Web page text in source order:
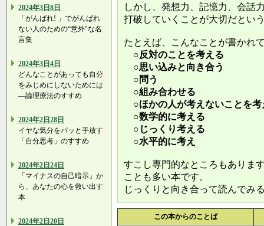
2024年3日8日
「がんばれ! 」でがんばれ
ない人のための“意外"な名
言集
2024年3日4日
どんなことがあっても自分
をみじめにしないためには
―論理療法のすすめ
2024年2日28日
イヤな気分をパッと手放す
「自分思考」のすすめ
2024年2日24日
「マイナスの自己暗示」か
ら、あなたの心を救い出す
本
2024年2日20日
しかし、発想力、記憶力、会話
打破していくことが大切だとい
たとえば、こんなことが書かれ
○反対のことを考える
○思い込みと向き合う
○問う
○組み合わせる
○ほかの人が考えないことを考
○数学的に考える
○じっくり考える
○水平的に考え
すこし専門的なところもありま
ことも多い本です。
じっくりと向き合って読んでみ
この本からのことば